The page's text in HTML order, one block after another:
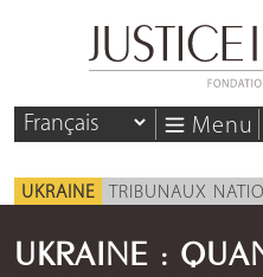
Menu
UKRAINE TRIBUNAUX
UKRAINE :